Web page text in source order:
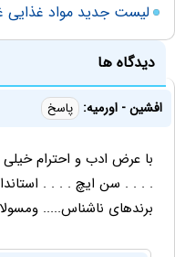
لیست جدید مواد غذایی
دیدگاه ها
افشین - اورمیه: پاسخ
با عرض ادب و احترام خیلی
. . . . سن ایچ . . . .
برندهای ناشناس.....